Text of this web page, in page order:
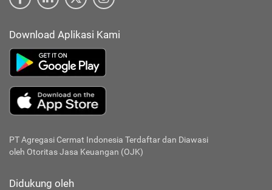
Download Aplikasi Kami
PT Agregasi Cermat Indonesia Terdaftar dan Diawasi
oleh Otoritas Jasa Keuangan (OJK)
Didukung oleh